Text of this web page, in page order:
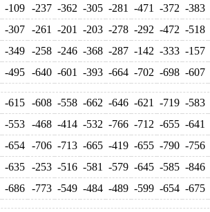
-109 -237 -362 -305 -281 -471 -372 -383
-307 -261 -201 -203 -278 -292 -472 -518
-349 -258 -246 -368 -287 -142 -333 -157
-495 -640 -601 -393 -664 -702 -698 -607
-615 -608 -558 -662 -646 -621 -719 -583
-553 -468 -414 -532 -766 -712 -655 -641
-654 -706 -713 -665 -419 -655 -790 -756
-635 -253 -516 -581 -579 -645 -585 -846
-686 -773 -549 -484 -489 -599 -654 -675